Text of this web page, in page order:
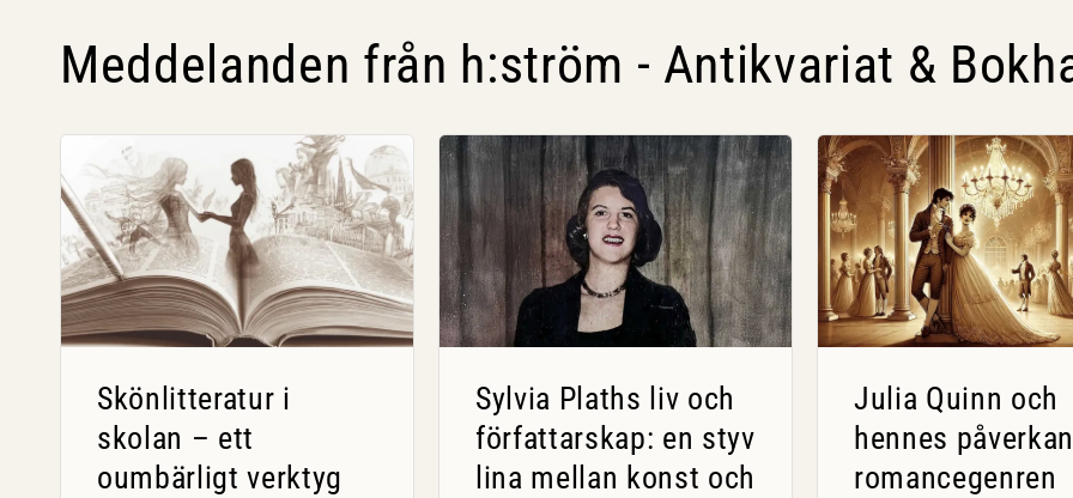
Meddelanden från h:ström - Antikvariat &
Skönlitteratur i
skolan – ett
oumbärligt verktyg
Sylvia Plaths liv och
författarskap: en styv
lina mellan konst och
Julia Quinn och
hennes
romancegenren